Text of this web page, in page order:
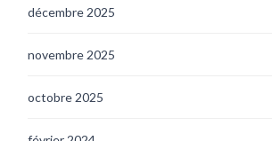
décembre 2025
novembre 2025
octobre 2025